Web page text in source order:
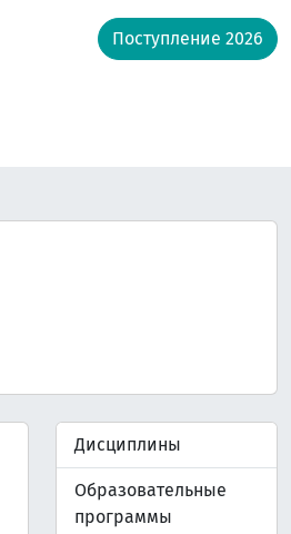
Поступление 2026
Дисциплины
Образовательные
программы